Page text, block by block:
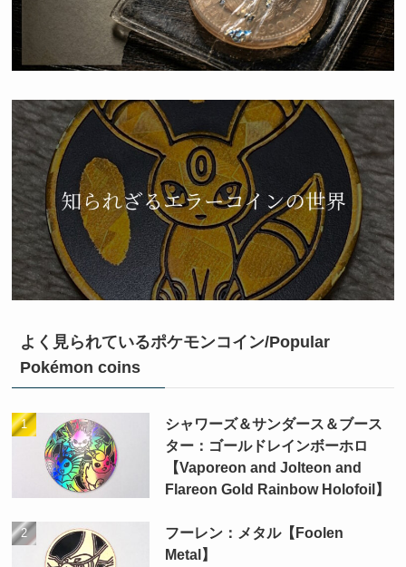
よく見られているポケモンコイン/Popular
Pokémon coins
シャワーズ＆サンダース＆ブース
ター：ゴールドレインボーホロ
【Vaporeon and Jolteon and
Flareon Gold Rainbow Holofoil】
フーレン：メタル【Foolen
Metal】